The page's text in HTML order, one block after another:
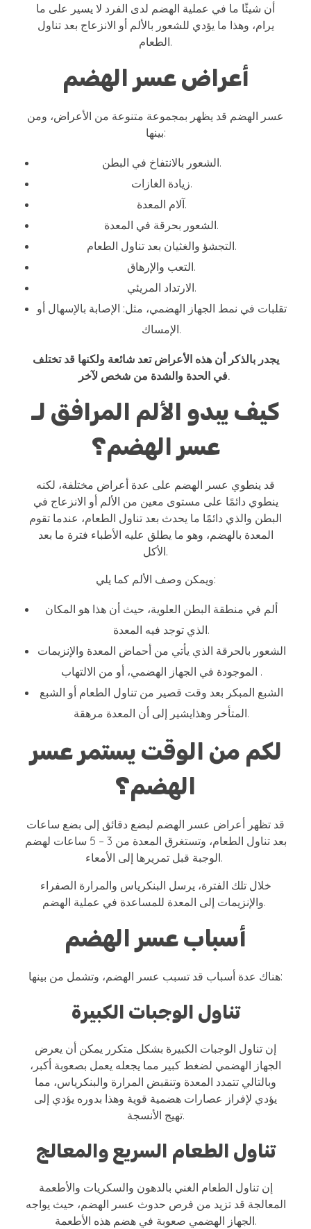
أن شيئًا ما في عملية الهضم لدى الفرد لا يسير على ما
يرام، وهذا ما يؤدي للشعور بالألم أو الانزعاج بعد تناول
الطعام.
أعراض عسر الهضم
عسر الهضم قد يظهر بمجموعة متنوعة من الأعراض، ومن
بينها:
الشعور بالانتفاخ في البطن.
زيادة الغازات.
آلام المعدة.
الشعور بحرقة في المعدة.
التجشؤ والغثيان بعد تناول الطعام.
التعب والإرهاق.
الارتداد المريئي.
تقلبات في نمط الجهاز الهضمي، مثل: الإصابة بالإسهال أو
الإمساك.
يجدر بالذكر أن هذه الأعراض تعد شائعة ولكنها قد تختلف
في الحدة والشدة من شخص لآخر.
كيف يبدو الألم المرافق لـ
عسر الهضم؟
قد ينطوي عسر الهضم على عدة أعراض مختلفة، لكنه
ينطوي دائمًا على مستوى معين من الألم أو الانزعاج في
البطن والذي دائمًا ما يحدث بعد تناول الطعام، عندما تقوم
المعدة بالهضم، وهو ما يطلق عليه الأطباء فترة ما بعد
الأكل.
ويمكن وصف الألم كما يلي:
ألم في منطقة البطن العلوية، حيث أن هذا هو المكان
الذي توجد فيه المعدة.
الشعور بالحرقة الذي يأتي من أحماض المعدة والإنزيمات
الموجودة في الجهاز الهضمي، أو من الالتهاب .
الشبع المبكر بعد وقت قصير من تناول الطعام أو الشبع
المتأخر وهذايشير إلى أن المعدة مرهقة.
لكم من الوقت يستمر عسر
الهضم؟
قد تظهر أعراض عسر الهضم لبضع دقائق إلى بضع ساعات
بعد تناول الطعام، وتستغرق المعدة من 3 – 5 ساعات لهضم
الوجبة قبل تمريرها إلى الأمعاء.
خلال تلك الفترة، يرسل البنكرياس والمرارة الصفراء
والإنزيمات إلى المعدة للمساعدة في عملية الهضم.
أسباب عسر الهضم
هناك عدة أسباب قد تسبب عسر الهضم، وتشمل من بينها:
تناول الوجبات الكبيرة
إن تناول الوجبات الكبيرة بشكل متكرر يمكن أن يعرض
الجهاز الهضمي لضغط كبير مما يجعله يعمل بصعوبة أكبر،
وبالتالي تتمدد المعدة وتنقبض المرارة والبنكرياس، مما
يؤدي لإفراز عصارات هضمية قوية وهذا بدوره يؤدي إلى
تهيج الأنسجة.
تناول الطعام السريع والمعالج
إن تناول الطعام الغني بالدهون والسكريات والأطعمة
المعالجة قد تزيد من فرص حدوث عسر الهضم، حيث يواجه
الجهاز الهضمي صعوبة في هضم هذه الأطعمة.